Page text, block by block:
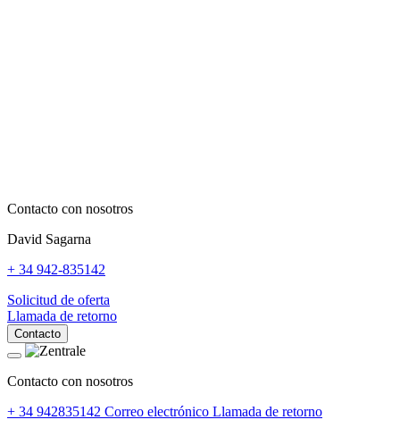
Contacto con nosotros
David Sagarna
+ 34 942-835142
Solicitud de oferta
Llamada de retorno
Contacto
Contacto con nosotros
+ 34 942835142 Correo electrónico Llamada de retorno